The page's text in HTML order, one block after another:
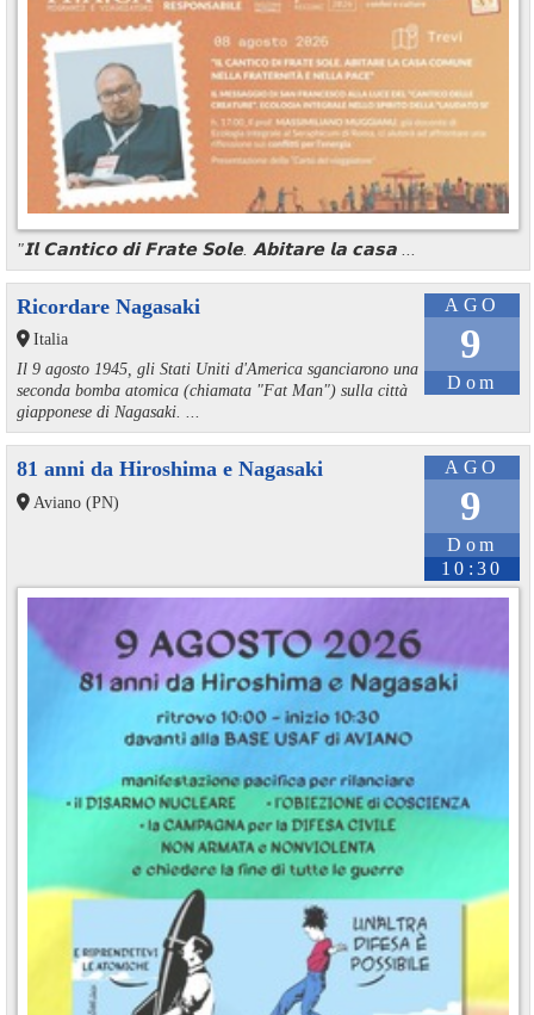
"𝗜𝗹 𝗖𝗮𝗻𝘁𝗶𝗰𝗼 𝗱𝗶 𝗙𝗿𝗮𝘁𝗲 𝗦𝗼𝗹𝗲. 𝗔𝗯𝗶𝘁𝗮𝗿𝗲 𝗹𝗮 𝗰𝗮𝘀𝗮 ...
AGO
9
Dom
Ricordare Nagasaki
Italia
Il 9 agosto 1945, gli Stati Uniti d'America sganciarono una
seconda bomba atomica (chiamata "Fat Man") sulla città
giapponese di Nagasaki. ...
AGO
9
Dom
10:30
81 anni da Hiroshima e Nagasaki
Aviano (PN)